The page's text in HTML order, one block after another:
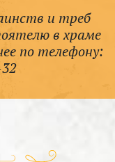
и треб
в храме
по телефону: